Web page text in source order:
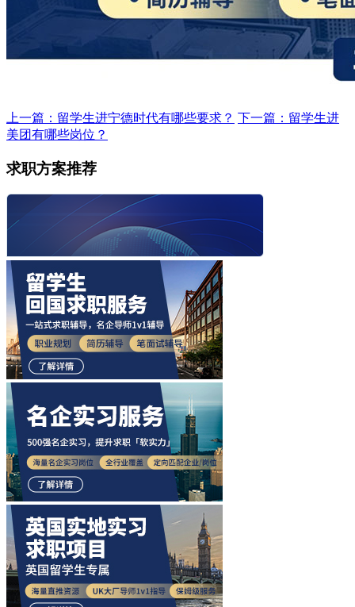
上一篇：留学生进宁德时代有哪些要求？ 下一篇：留学生进
美团有哪些岗位？
求职方案推荐